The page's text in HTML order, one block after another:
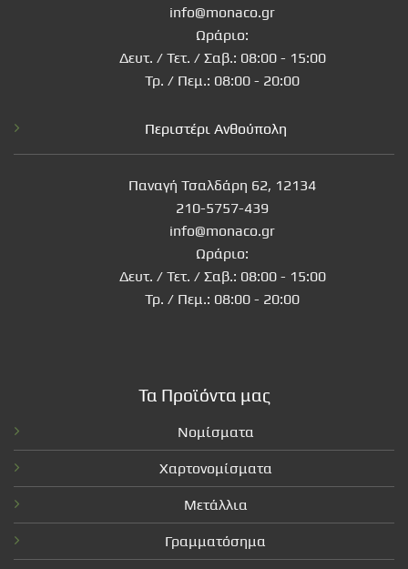
info@monaco.gr
Ωράριο:
Δευτ. / Τετ. / Σαβ.: 08:00 - 15:00
Τρ. / Πεμ.: 08:00 - 20:00
Περιστέρι Ανθούπολη
Παναγή Τσαλδάρη 62, 12134
210-5757-439
info@monaco.gr
Ωράριο:
Δευτ. / Τετ. / Σαβ.: 08:00 - 15:00
Τρ. / Πεμ.: 08:00 - 20:00
Τα Προϊόντα μας
Νομίσματα
Χαρτονομίσματα
Μετάλλια
Γραμματόσημα